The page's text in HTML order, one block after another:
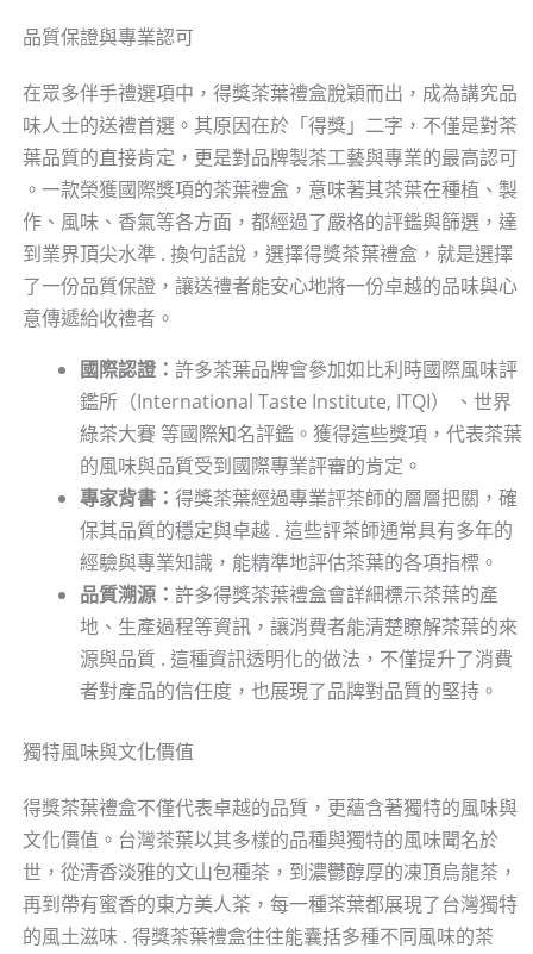
品質保證與專業認可
在眾多伴手禮選項中，得獎茶葉禮盒脫穎而出，成為講究品
味人士的送禮首選。其原因在於「得獎」二字，不僅是對茶
葉品質的直接肯定，更是對品牌製茶工藝與專業的最高認可
。一款榮獲國際獎項的茶葉禮盒，意味著其茶葉在種植、製
作、風味、香氣等各方面，都經過了嚴格的評鑑與篩選，達
到業界頂尖水準 . 換句話說，選擇得獎茶葉禮盒，就是選擇
了一份品質保證，讓送禮者能安心地將一份卓越的品味與心
意傳遞給收禮者。
國際認證： 許多茶葉品牌會參加如比利時國際風味評
鑑所（International Taste Institute, ITQI） 、世界
綠茶大賽 等國際知名評鑑。獲得這些獎項，代表茶葉
的風味與品質受到國際專業評審的肯定。
專家背書： 得獎茶葉經過專業評茶師的層層把關，確
保其品質的穩定與卓越 . 這些評茶師通常具有多年的
經驗與專業知識，能精準地評估茶葉的各項指標。
品質溯源： 許多得獎茶葉禮盒會詳細標示茶葉的產
地、生產過程等資訊，讓消費者能清楚瞭解茶葉的來
源與品質 . 這種資訊透明化的做法，不僅提升了消費
者對產品的信任度，也展現了品牌對品質的堅持。
獨特風味與文化價值
得獎茶葉禮盒不僅代表卓越的品質，更蘊含著獨特的風味與
文化價值。台灣茶葉以其多樣的品種與獨特的風味聞名於
世，從清香淡雅的文山包種茶，到濃鬱醇厚的凍頂烏龍茶，
再到帶有蜜香的東方美人茶，每一種茶葉都展現了台灣獨特
的風土滋味 . 得獎茶葉禮盒往往能囊括多種不同風味的茶